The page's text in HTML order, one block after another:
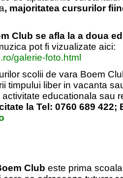
, majoritatea cursurilor
Club se afla la a doua
pot fi vizualizate aici:
galerie-foto.html
scolii de vara Boem
timpului liber in vacanta
educationala sau
la Tel: 0760 689 422;
Club este prima